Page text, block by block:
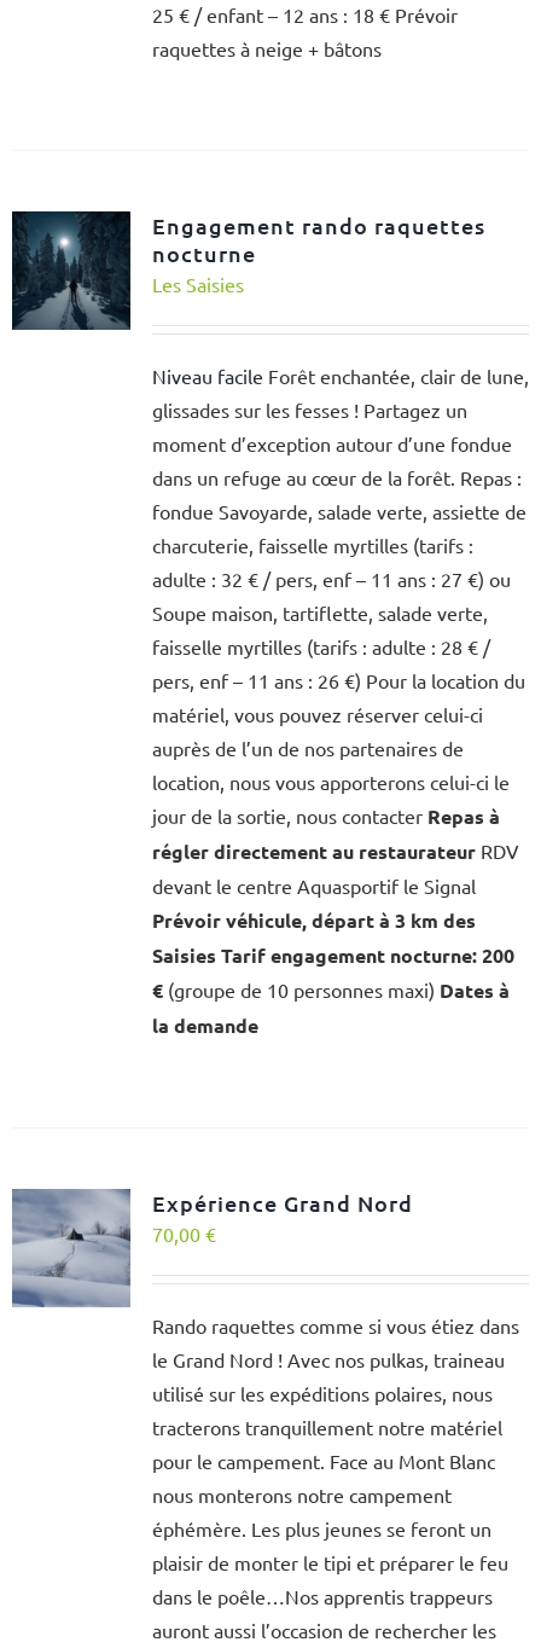
25 € / enfant – 12 ans : 18 € Prévoir
raquettes à neige + bâtons
Engagement rando raquettes
nocturne
Les Saisies
Niveau facile Forêt enchantée, clair de lune,
glissades sur les fesses ! Partagez un
moment d’exception autour d’une fondue
dans un refuge au cœur de la forêt. Repas :
fondue Savoyarde, salade verte, assiette de
charcuterie, faisselle myrtilles (tarifs :
adulte : 32 € / pers, enf – 11 ans : 27 €) ou
Soupe maison, tartiflette, salade verte,
faisselle myrtilles (tarifs : adulte : 28 € /
pers, enf – 11 ans : 26 €) Pour la location du
matériel, vous pouvez réserver celui-ci
auprès de l’un de nos partenaires de
location, nous vous apporterons celui-ci le
jour de la sortie, nous contacter Repas à
régler directement au restaurateurRDV
devant le centre Aquasportif le Signal
Prévoir véhicule, départ à 3 km des
Saisies Tarif engagement nocturne: 200
€ (groupe de 10 personnes maxi) Dates à
la demande
Expérience Grand Nord
70,00 €
Rando raquettes comme si vous étiez dans
le Grand Nord ! Avec nos pulkas, traineau
utilisé sur les expéditions polaires, nous
tracterons tranquillement notre matériel
pour le campement. Face au Mont Blanc
nous monterons notre campement
éphémère. Les plus jeunes se feront un
plaisir de monter le tipi et préparer le feu
dans le poêle…Nos apprentis trappeurs
auront aussi l’occasion de rechercher les